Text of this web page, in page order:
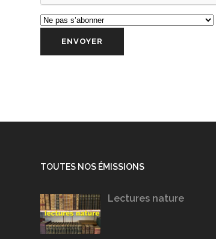
TOUTES NOS ÉMISSIONS
Lectures nature